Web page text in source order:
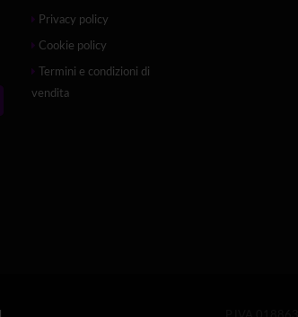
Privacy policy
Cookie policy
Termini e condizioni di
vendita